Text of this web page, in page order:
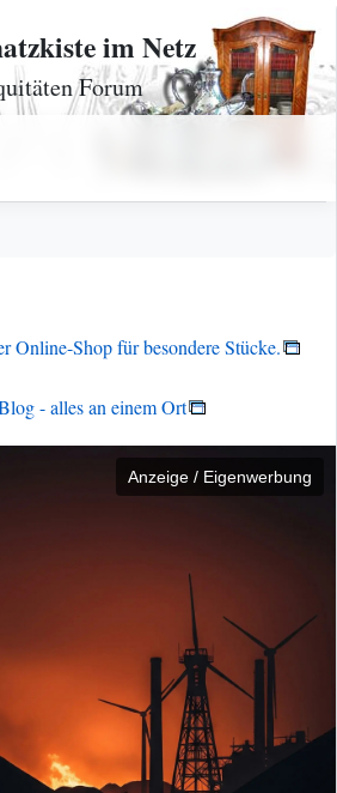
im Netz
Forum
Online-Shop für besondere Stücke.
- alles an einem Ort
Anzeige / Eigenwerbung